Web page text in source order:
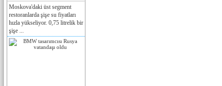
Moskova'daki üst segment
restoranlarda şişe su fiyatları
hızla yükseliyor. 0,75 litrelik bir
şişe ...